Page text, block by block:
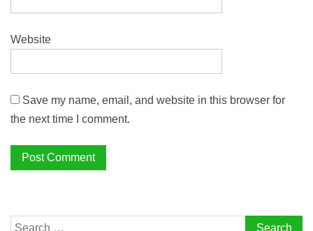
Website
Save my name, email, and website in this browser for
the next time I comment.
Search